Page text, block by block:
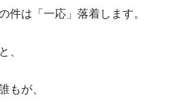
件は「一応」落着します。
、
もが、